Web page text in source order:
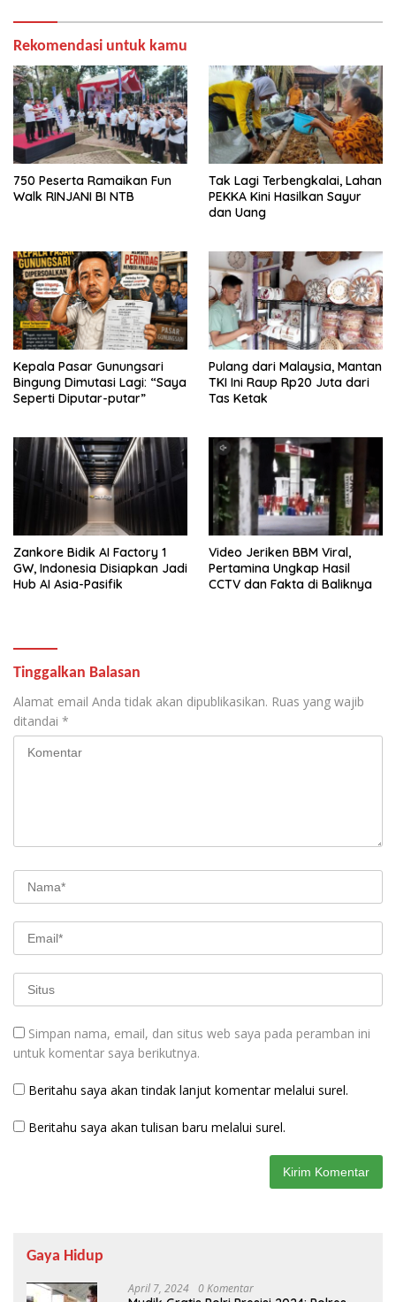
Rekomendasi untuk kamu
750 Peserta Ramaikan Fun
Walk RINJANI BI NTB
Tak Lagi Terbengkalai, Lahan
PEKKA Kini Hasilkan Sayur
dan Uang
Kepala Pasar Gunungsari
Bingung Dimutasi Lagi: “Saya
Seperti Diputar-putar”
Pulang dari Malaysia, Mantan
TKI Ini Raup Rp20 Juta dari
Tas Ketak
Zankore Bidik AI Factory 1
GW, Indonesia Disiapkan Jadi
Hub AI Asia-Pasifik
Video Jeriken BBM Viral,
Pertamina Ungkap Hasil
CCTV dan Fakta di Baliknya
Tinggalkan Balasan
Alamat email Anda tidak akan dipublikasikan. Ruas yang wajib
ditandai *
Simpan nama, email, dan situs web saya pada peramban ini
untuk komentar saya berikutnya.
Beritahu saya akan tindak lanjut komentar melalui surel.
Beritahu saya akan tulisan baru melalui surel.
Gaya Hidup
April 7, 2024 0 Komentar